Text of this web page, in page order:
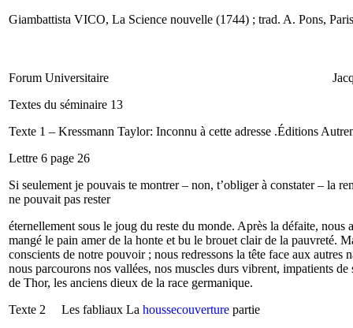
Giambattista VICO, La Science nouvelle (1744) ; trad. A. Pons,
Forum Universitaire Jacqueline
Textes du séminaire
Texte 1 – Kressmann Taylor: Inconnu à cette adresse .Éditions
Lettre 6 page 26
Si seulement je pouvais te montrer – non, t’obliger à constater – la
ne pouvait pas rester
éternellement sous le joug du reste du monde. Après la défaite,
mangé le pain amer de la honte et bu le brouet clair de la pauvreté.
conscients de notre pouvoir ; nous redressons la tête face aux autres
nous parcourons nos vallées, nos muscles durs vibrent, impatients
de Thor, les anciens dieux de la race germanique.
Texte 2 Les fabliaux La houssecouverture partie